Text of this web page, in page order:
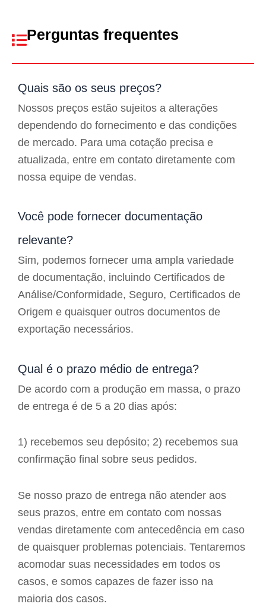
Perguntas frequentes
Quais são os seus preços?
Nossos preços estão sujeitos a alterações
dependendo do fornecimento e das condições
de mercado. Para uma cotação precisa e
atualizada, entre em contato diretamente com
nossa equipe de vendas.
Você pode fornecer documentação
relevante?
Sim, podemos fornecer uma ampla variedade
de documentação, incluindo Certificados de
Análise/Conformidade, Seguro, Certificados de
Origem e quaisquer outros documentos de
exportação necessários.
Qual é o prazo médio de entrega?
De acordo com a produção em massa, o prazo
de entrega é de 5 a 20 dias após:
1) recebemos seu depósito; 2) recebemos sua
confirmação final sobre seus pedidos.
Se nosso prazo de entrega não atender aos
seus prazos, entre em contato com nossas
vendas diretamente com antecedência em caso
de quaisquer problemas potenciais. Tentaremos
acomodar suas necessidades em todos os
casos, e somos capazes de fazer isso na
maioria dos casos.